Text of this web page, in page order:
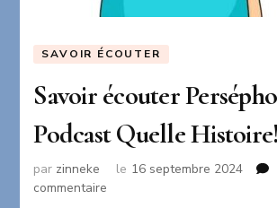
SAVOIR ÉCOUTER
Savoir écouter
Podcast Quelle Histoire!
par zinneke le 16 septembre 2024
commentaire